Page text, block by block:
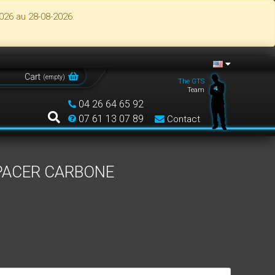
au 28-08-2026.
Cart (empty)
Contact
04 26 64 65 92
07 61 13 07 89
The GTS
Team
CARBONE